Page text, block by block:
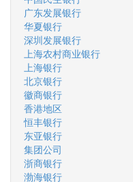
广东发展银行
华夏银行
深圳发展银行
上海农村商业银行
上海银行
北京银行
徽商银行
香港地区
恒丰银行
东亚银行
集团公司
浙商银行
渤海银行